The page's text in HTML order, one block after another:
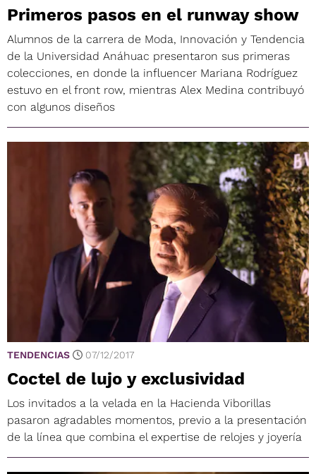
Primeros pasos en el runway show
Alumnos de la carrera de Moda, Innovación y Tendencia
de la Universidad Anáhuac presentaron sus primeras
colecciones, en donde la influencer Mariana Rodríguez
estuvo en el front row, mientras Alex Medina contribuyó
con algunos diseños
TENDENCIAS 07/12/2017
Coctel de lujo y exclusividad
Los invitados a la velada en la Hacienda Viborillas
pasaron agradables momentos, previo a la presentación
de la línea que combina el expertise de relojes y joyería